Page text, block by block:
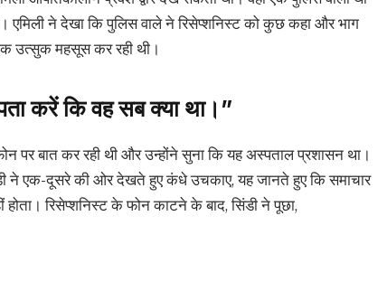
एमिली ने देखा कि पुलिस वाले ने रिसेप्शनिस्ट को कुछ कहा और भाग
उत्सुक महसूस कर रही थी।
करें कि वह सब क्या था।”
पर बात कर रही थी और उन्होंने सुना कि यह अस्पताल प्रशासन था।
ने एक-दूसरे की ओर देखते हुए कंधे उचकाए, यह जानते हुए कि समाचार
रिसेप्शनिस्ट के फोन काटने के बाद, सिंडी ने पूछा,